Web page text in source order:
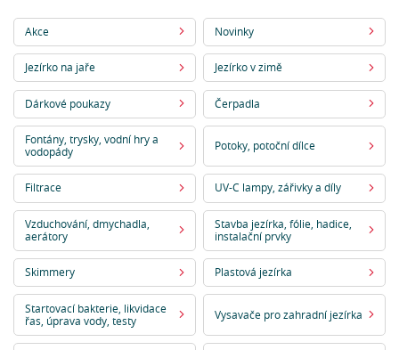
Akce Novinky
Jezírko na jaře Jezírko v zimě
Dárkové poukazy Čerpadla
Fontány, trysky, vodní hry a
vodopády
Potoky, potoční dílce
Filtrace UV-C lampy, zářivky a díly
Vzduchování, dmychadla,
aerátory
Stavba jezírka, fólie, hadice,
instalační prvky
Skimmery Plastová jezírka
Startovací bakterie, likvidace
řas, úprava vody, testy
Vysavače pro zahradní jezírka